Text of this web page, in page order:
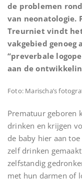
de problemen
van neonatologie.
Treurniet vindt
vakgebied genoeg
“preverbale
aan de
Foto: Marischa’s
Prematuur geboren
drinken en krijgen
de baby hier aan
zelf drinken
zelfstandig
met hun darmen of